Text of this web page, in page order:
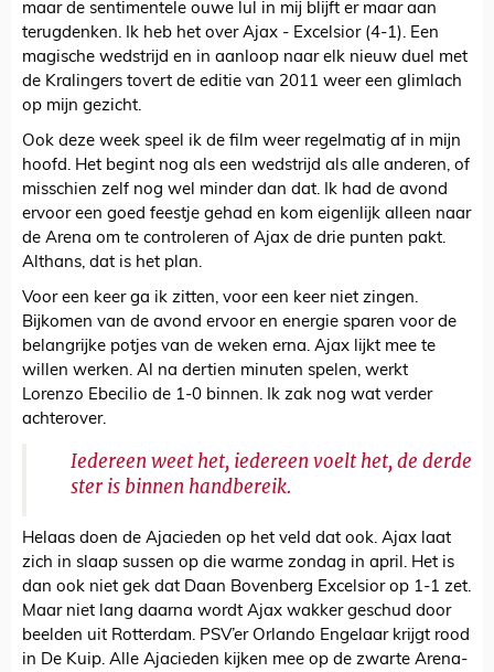
maar de sentimentele ouwe lul in mij blijft er maar aan
terugdenken. Ik heb het over Ajax - Excelsior (4-1). Een
magische wedstrijd en in aanloop naar elk nieuw duel met
de Kralingers tovert de editie van 2011 weer een glimlach
op mijn gezicht.
Ook deze week speel ik de film weer regelmatig af in mijn
hoofd. Het begint nog als een wedstrijd als alle anderen, of
misschien zelf nog wel minder dan dat. Ik had de avond
ervoor een goed feestje gehad en kom eigenlijk alleen naar
de Arena om te controleren of Ajax de drie punten pakt.
Althans, dat is het plan.
Voor een keer ga ik zitten, voor een keer niet zingen.
Bijkomen van de avond ervoor en energie sparen voor de
belangrijke potjes van de weken erna. Ajax lijkt mee te
willen werken. Al na dertien minuten spelen, werkt
Lorenzo Ebecilio de 1-0 binnen. Ik zak nog wat verder
achterover.
Iedereen weet het, iedereen voelt het, de derde
ster is binnen handbereik.
Helaas doen de Ajacieden op het veld dat ook. Ajax laat
zich in slaap sussen op die warme zondag in april. Het is
dan ook niet gek dat Daan Bovenberg Excelsior op 1-1 zet.
Maar niet lang daarna wordt Ajax wakker geschud door
beelden uit Rotterdam. PSV’er Orlando Engelaar krijgt rood
in De Kuip. Alle Ajacieden kijken mee op de zwarte Arena-